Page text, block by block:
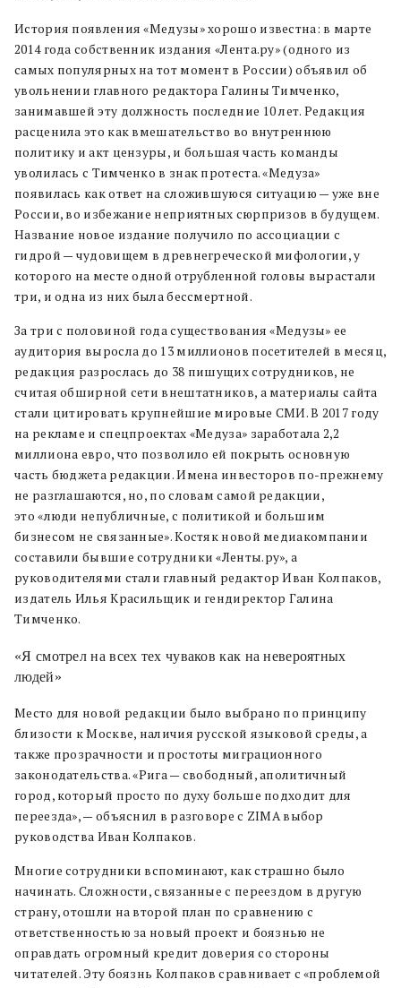
История появления «Медузы» хорошо известна: в марте
2014 года собственник издания «Лента.ру» (одного из
самых популярных на тот момент в России) объявил об
увольнении главного редактора Галины Тимченко,
занимавшей эту должность последние 10 лет. Редакция
расценила это как вмешательство во внутреннюю
политику и акт цензуры, и большая часть команды
уволилась с Тимченко в знак протеста. «Медуза»
появилась как ответ на сложившуюся ситуацию — уже вне
России, во избежание неприятных сюрпризов в будущем.
Название новое издание получило по ассоциации с
гидрой — чудовищем в древнегреческой мифологии, у
которого на месте одной отрубленной головы вырастали
три, и одна из них была бессмертной.
За три с половиной года существования «Медузы» ее
аудитория выросла до 13 миллионов посетителей в месяц,
редакция разрослась до 38 пишущих сотрудников, не
считая обширной сети внештатников, а материалы сайта
стали цитировать крупнейшие мировые СМИ. В 2017 году
на рекламе и спецпроектах «Медуза» заработала 2,2
миллиона евро, что позволило ей покрыть основную
часть бюджета редакции. Имена инвесторов по-прежнему
не разглашаются, но, по словам самой редакции,
это«люди непубличные, с политикой и большим
бизнесом не связанные». Костяк новой медиакомпании
составили бывшие сотрудники «Ленты.ру», а
руководителями стали главный редактор Иван Колпаков,
издатель Илья Красильщик и гендиректор Галина
Тимченко.
«Я смотрел на всех тех чуваков как на невероятных
людей»
Место для новой редакции было выбрано по принципу
близости к Москве, наличия русской языковой среды, а
также прозрачности и простоты миграционного
законодательства. «Рига — свободный, аполитичный
город, который просто по духу больше подходит для
переезда», — объяснил в разговоре с ZIMA выбор
руководства Иван Колпаков.
Многие сотрудники вспоминают, как страшно было
начинать. Сложности, связанные с переездом в другую
страну, отошли на второй план по сравнению с
ответственностью за новый проект и боязнью не
оправдать огромный кредит доверия со стороны
читателей. Эту боязнь Колпаков сравнивает с «проблемой